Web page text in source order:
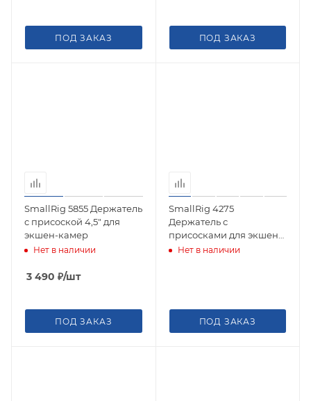
ПОД ЗАКАЗ ПОД ЗАКАЗ
SmallRig 5855 Держатель
с присоской 4,5" для
экшен-камер
Нет в наличии
3 490 ₽/шт
ПОД ЗАКАЗ
SmallRig 4275
Держатель с
присосками для экшен-
камер, смартфонов
Нет в наличии
ПОД ЗАКАЗ